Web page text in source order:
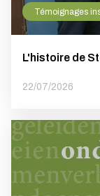
Témoignages
L'histoire de
22/07/2026